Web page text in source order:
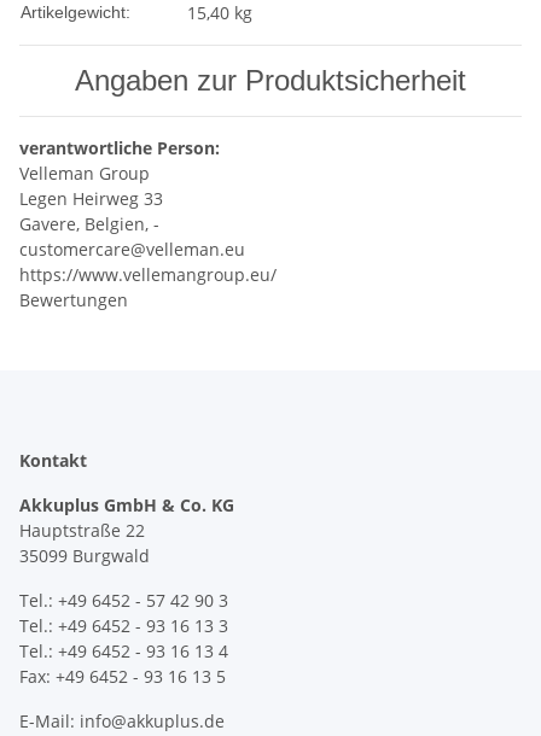
Artikelgewicht: 15,40 kg
Angaben zur Produktsicherheit
verantwortliche Person:
Velleman Group
Legen Heirweg 33
Gavere, Belgien, -
customercare@velleman.eu
https://www.vellemangroup.eu/
Bewertungen
Kontakt
Akkuplus GmbH & Co. KG
Hauptstraße 22
35099 Burgwald
Tel.: +49 6452 - 57 42 90 3
Tel.: +49 6452 - 93 16 13 3
Tel.: +49 6452 - 93 16 13 4
Fax: +49 6452 - 93 16 13 5
E-Mail: info@akkuplus.de